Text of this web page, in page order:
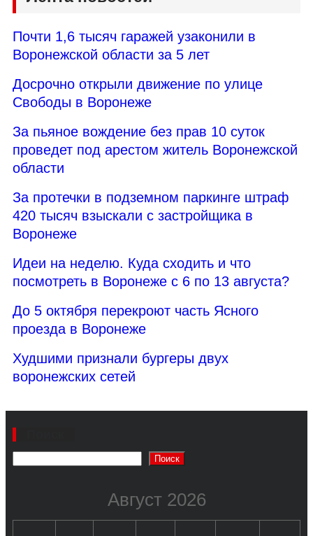
Почти 1,6 тысяч гаражей узаконили в
Воронежской области за 5 лет
Досрочно открыли движение по улице
Свободы в Воронеже
За пьяное вождение без прав 10 суток
проведет под арестом житель Воронежской
области
За протечки в подземном паркинге штраф
420 тысяч взыскали с застройщика в
Воронеже
Идеи на неделю. Куда сходить и что
посмотреть в Воронеже с 6 по 13 августа?
До 5 октября перекроют часть Ясного
проезда в Воронеже
Худшими признали бургеры двух
воронежских сетей
Поиск
Август 2026